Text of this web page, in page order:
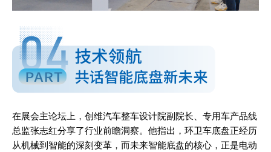
Magazine PRO
在展会主论坛上，创维汽车整车设计院副院长、专用车产品线
总监张志红分享了行业前瞻洞察。他指出，环卫车底盘正经历
从机械到智能的深刻变革，而未来智能底盘的核心，正是电动